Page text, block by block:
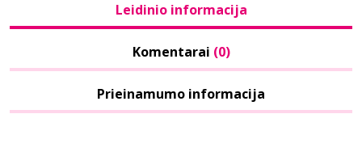
Leidinio informacija
Komentarai (0)
Prieinamumo informacija